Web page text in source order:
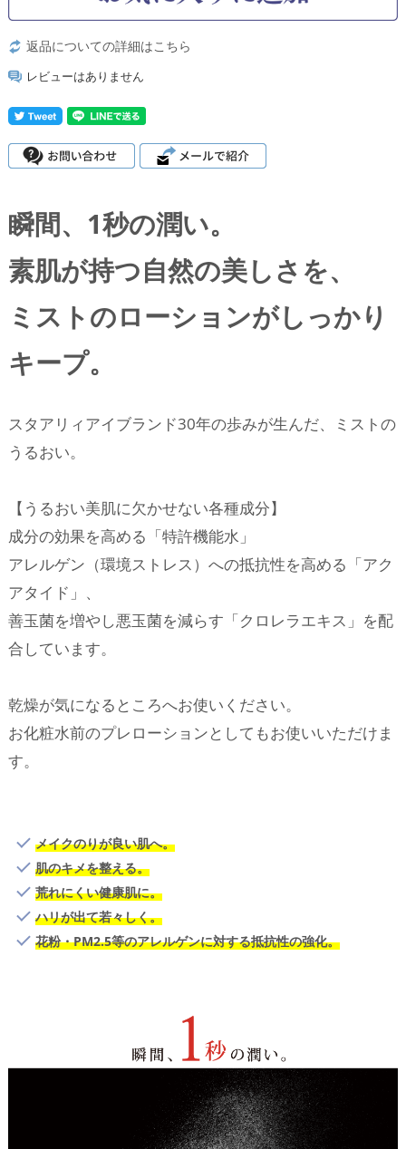
返品についての詳細はこちら
レビューはありません
瞬間、1秒の潤い。
素肌が持つ自然の美しさを、
ミストのローションがしっかり
キープ。
スタアリィアイブランド30年の歩みが生んだ、ミストの
うるおい。
【うるおい美肌に欠かせない各種成分】
成分の効果を高める 「特許機能水」
アレルゲン（環境ストレス）への抵抗性を高める「アク
アタイド」、
善玉菌を増やし悪玉菌を減らす「クロレラエキス」を配
合しています。
乾燥が気になるところへお使いください。
お化粧水前のプレローションとしてもお使いいただけま
す。
メイクのりが良い肌へ。
肌のキメを整える。
荒れにくい健康肌に。
ハリが出て若々しく。
花粉・PM2.5等のアレルゲンに対する抵抗性の強化。